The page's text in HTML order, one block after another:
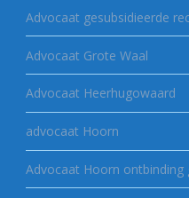
Advocaat gesubsidieerde
Advocaat Grote Waal
Advocaat Heerhugowaard
advocaat Hoorn
Advocaat Hoorn ontbinding